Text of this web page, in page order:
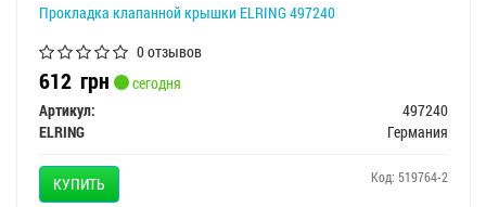
Прокладка клапанной крышки ELRING 497240
0 отзывов
612 грн
сегодня
Артикул:
497240
ELRING
Германия
КУПИТЬ Код: 519764-2